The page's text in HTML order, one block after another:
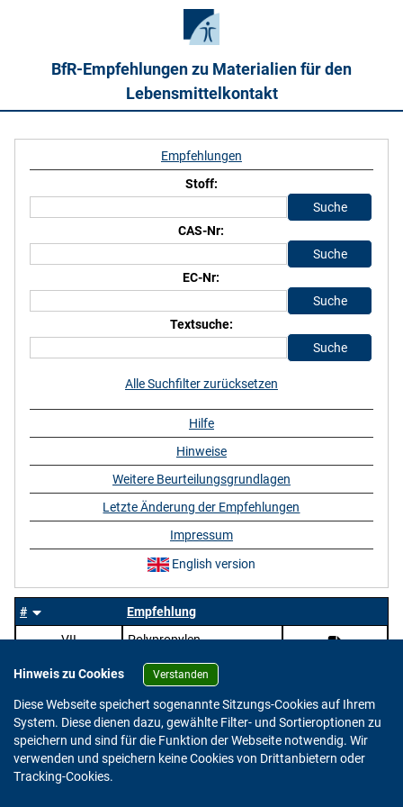
BfR-Empfehlungen zu Materialien für den
Lebensmittelkontakt
#
Empfehlung
VII
Polypropylen
Empfehlungen
Stoff:
CAS-Nr:
EC-Nr:
Textsuche:
Alle Suchfilter zurücksetzen
Hilfe
Hinweise
Weitere Beurteilungsgrundlagen
Letzte Änderung der Empfehlungen
Impressum
English version
Hinweis zu Cookies Verstanden
Diese Webseite speichert sogenannte Sitzungs-Cookies auf Ihrem
System. Diese dienen dazu, gewählte Filter- und Sortieroptionen zu
speichern und sind für die Funktion der Webseite notwendig. Wir
verwenden und speichern keine Cookies von Drittanbietern oder
Tracking-Cookies.